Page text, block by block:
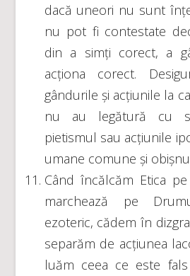
dacă uneori nu sunt
nu pot fi contestate
din a simți corect, a
acționa corect.
gândurile și acțiunile la
nu au legătură cu
pietismul sau acțiunile
umane comune și
Când încălcăm Etica
marchează pe
ezoteric, cădem în
separăm de acțiunea
luăm ceea ce este